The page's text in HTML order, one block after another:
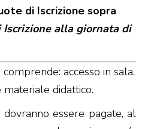
di Iscrizione sopra
Iscrizione alla giornata di
accesso in sala,
didattico.
dovranno essere pagate, al